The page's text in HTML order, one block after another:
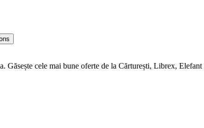
Găsește cele mai bune oferte de la Cărturești, Librex,